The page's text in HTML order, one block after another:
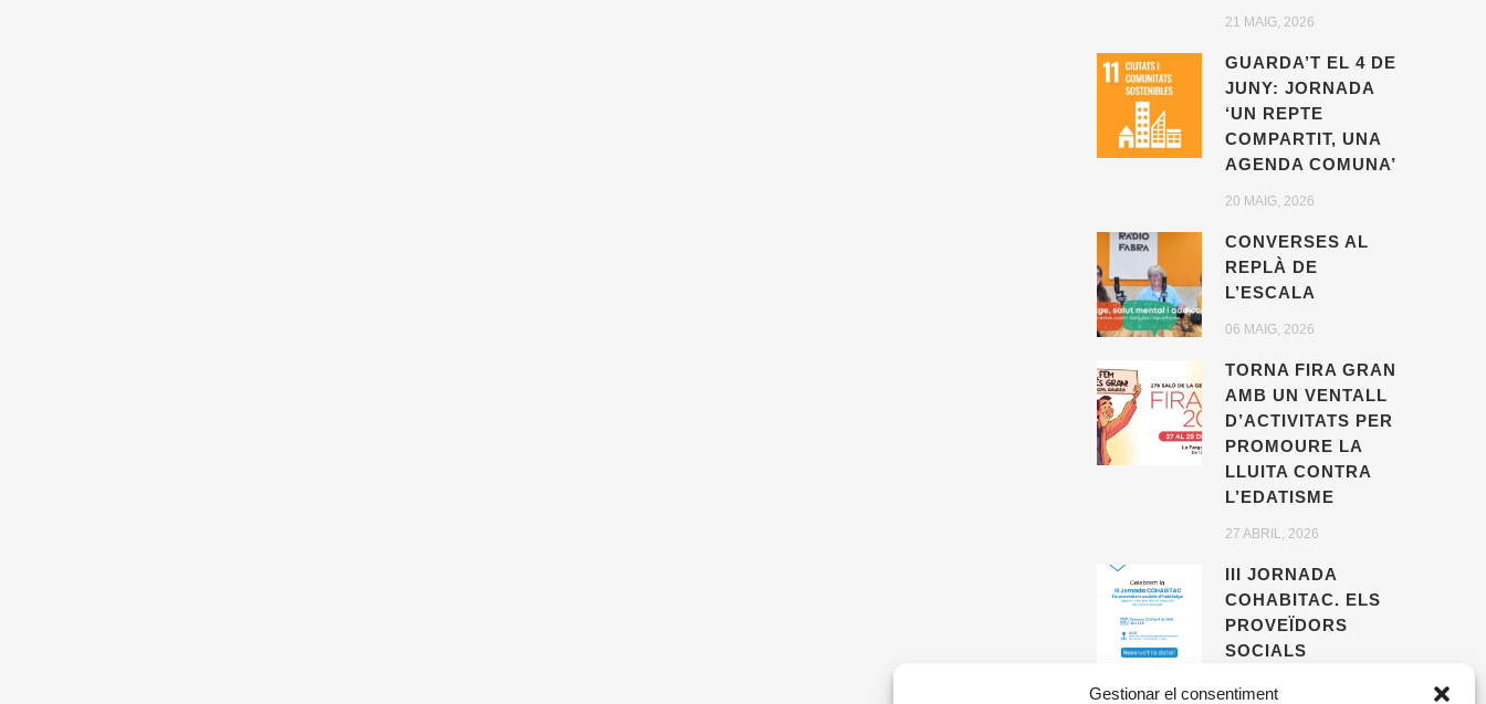
Gestionar el consentiment
21 MAIG, 2026
GUARDA’T EL 4 DE
JUNY: JORNADA
‘UN REPTE
COMPARTIT, UNA
AGENDA COMUNA’
20 MAIG, 2026
CONVERSES AL
REPLÀ DE
L’ESCALA
06 MAIG, 2026
TORNA FIRA GRAN
AMB UN VENTALL
D’ACTIVITATS PER
PROMOURE LA
LLUITA CONTRA
L’EDATISME
27 ABRIL, 2026
III JORNADA
COHABITAC. ELS
PROVEÏDORS
SOCIALS